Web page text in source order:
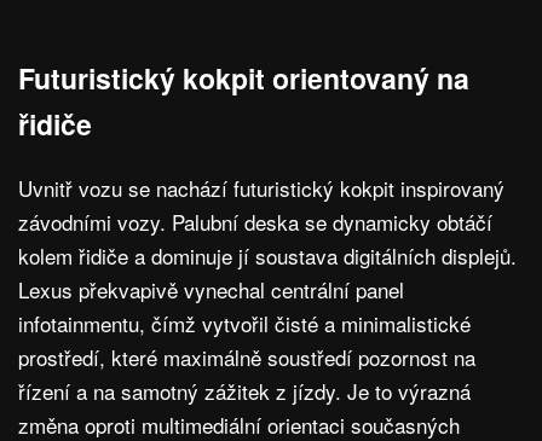
Futuristický kokpit orientovaný na
řidiče
Uvnitř vozu se nachází futuristický kokpit inspirovaný
závodními vozy. Palubní deska se dynamicky obtáčí
kolem řidiče a dominuje jí soustava digitálních displejů.
Lexus překvapivě vynechal centrální panel
infotainmentu, čímž vytvořil čisté a minimalistické
prostředí, které maximálně soustředí pozornost na
řízení a na samotný zážitek z jízdy. Je to výrazná
změna oproti multimediální orientaci současných